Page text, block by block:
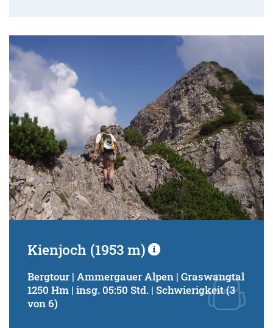
Kienjoch (1953 m)
Bergtour | Ammergauer Alpen | Graswangtal
1250 Hm | insg. 05:50 Std. | Schwierigkeit (3
von 6)